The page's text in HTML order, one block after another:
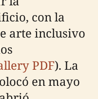
con la
arte inclusivo
PDF). La
en mayo